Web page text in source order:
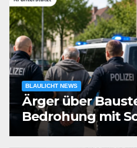
BLAULICHT NEWS
Ärger über
Bedrohung mit